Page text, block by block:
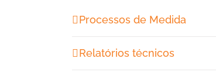
Processos de Medida
Relatórios técnicos